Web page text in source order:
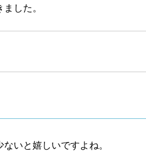
した。
いと嬉しいですよね。